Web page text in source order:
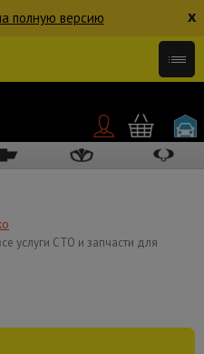
x
полную версию
услуги СТО и запчасти для